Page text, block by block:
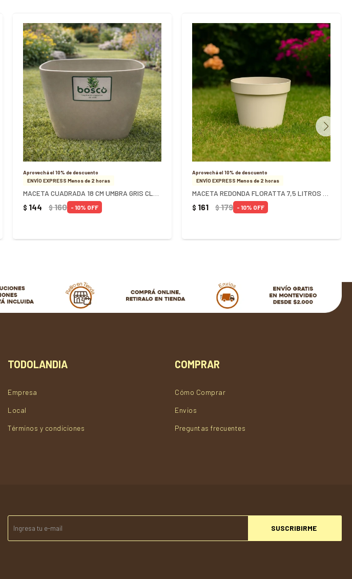
Aprovechá el 10% de descuento
ENVÍO EXPRESS Menos de 2 horas
$ 144 $160 10
Aprovechá el 10% de descuento
ENVÍO EXPRESS Menos de 2 horas
$ 161 $179 10
SUSCRIBIRME
TODOLANDIA
Empresa
Local
Términos y condiciones
COMPRAR
Cómo Comprar
Envios
Preguntas frecuentes